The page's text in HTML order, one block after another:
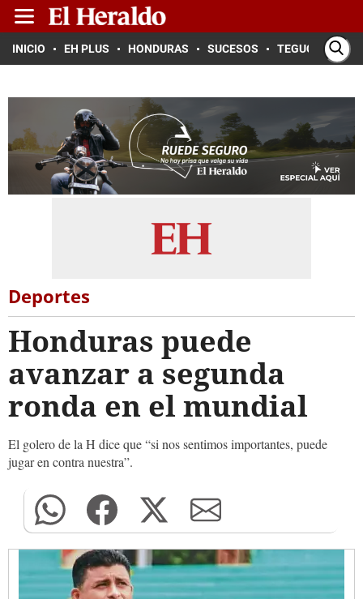
INICIO EH PLUS HONDURAS SUCESOS TEGUCIGALPA
Deportes
Honduras puede
avanzar a segunda
ronda en el mundial
El golero de la H dice que “si nos sentimos importantes, puede
jugar en contra nuestra”.